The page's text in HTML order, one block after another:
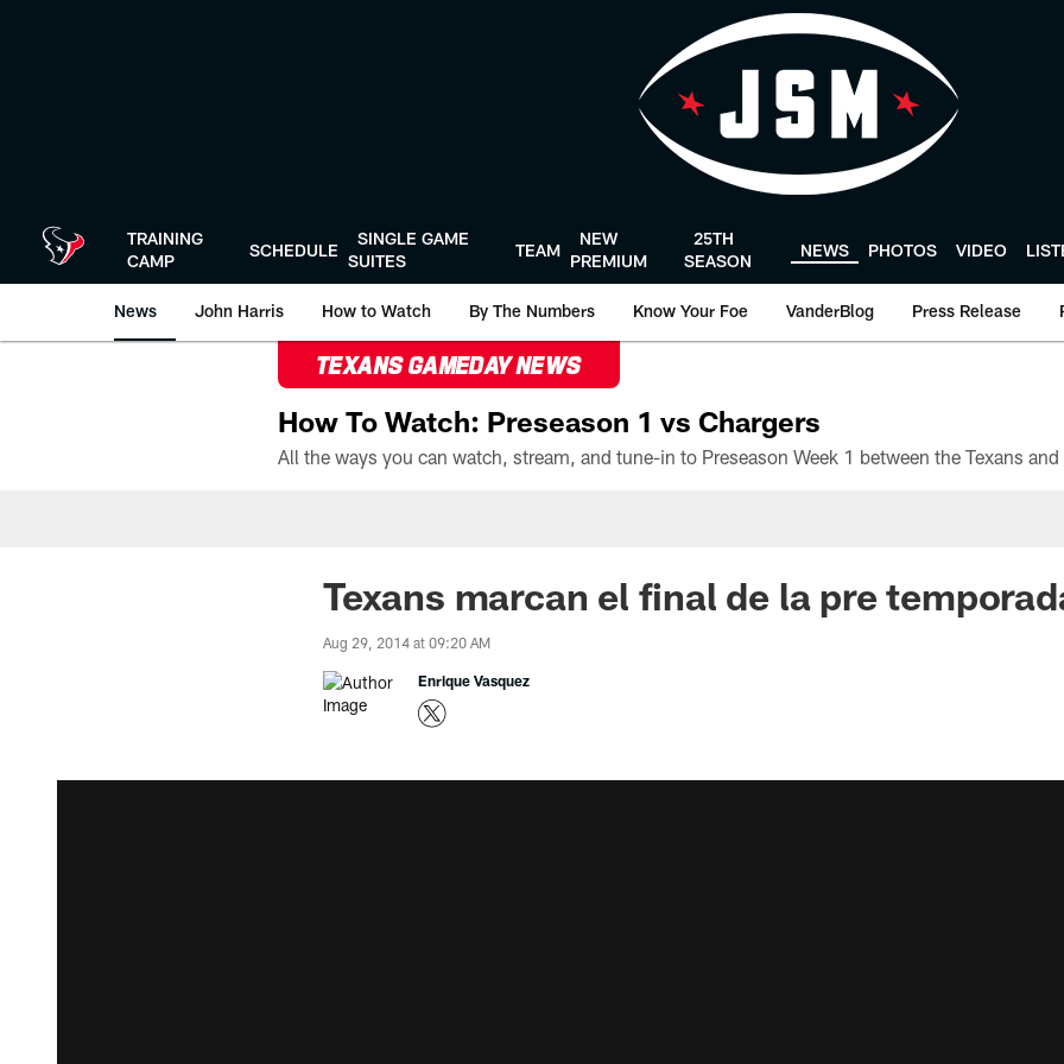
TRAINING
CAMP
SCHEDULE
SINGLE GAME
SUITES
TEAM
NEW
PREMIUM
25TH
SEASON
NEWS PHOTOS VIDEO
News John Harris How to Watch By The Numbers Know Your Foe VanderBlog Press Release
TEXANS GAMEDAY NEWS
How To Watch: Preseason 1 vs Chargers
Texans marcan el final de la pre
Aug 29, 2014 at 09:20 AM
Enrique Vasquez